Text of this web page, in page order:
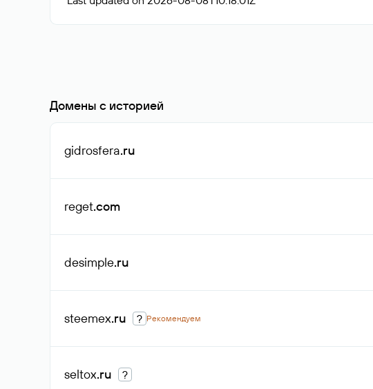
Домены с историей
gidrosfera.ru
reget.com
desimple.ru
steemex.ru ? Рекомендуем
seltox.ru ?